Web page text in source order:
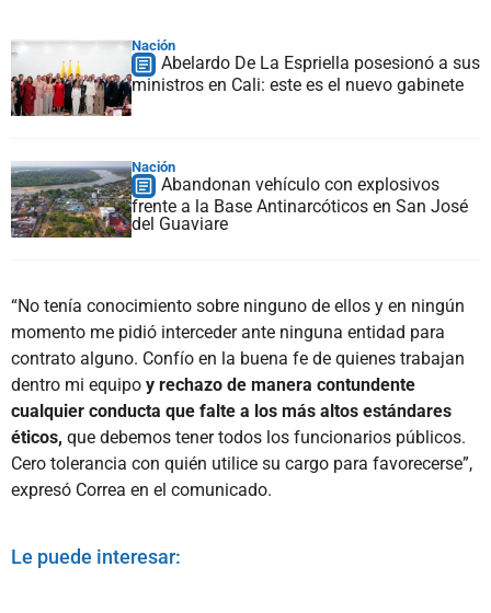
Nación
Abelardo De La Espriella posesionó a sus
ministros en Cali: este es el nuevo gabinete
Nación
Abandonan vehículo con explosivos
frente a la Base Antinarcóticos en San José
del Guaviare
“No tenía conocimiento sobre ninguno de ellos y en ningún
momento me pidió interceder ante ninguna entidad para
contrato alguno. Confío en la buena fe de quienes trabajan
dentro mi equipo y rechazo de manera contundente
cualquier conducta que falte a los más altos estándares
éticos, que debemos tener todos los funcionarios públicos.
Cero tolerancia con quién utilice su cargo para favorecerse”,
expresó Correa en el comunicado.
Le puede interesar: